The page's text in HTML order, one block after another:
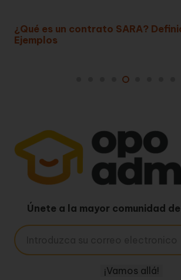
Las Subvenciones Públicas:
Clasificación
Únete a la mayor comunidad